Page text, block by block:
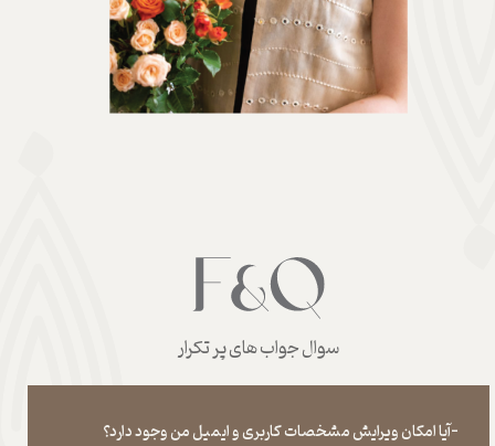
سوال جواب های پر تکرار
-آیا امکان ویرایش مشخصات کاربری و ایمیل من وجود دارد؟